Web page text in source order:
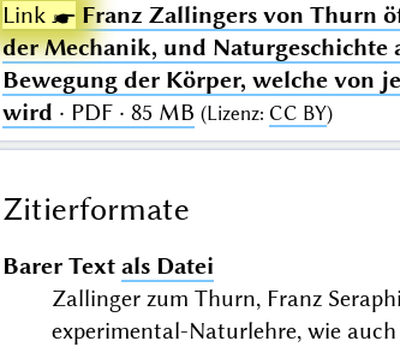
Link ☛ Franz Zallingers von Thurn
der Mechanik, und
Bewegung der Körper, welche von
wird · PDF · 85 MB (Lizenz: CC BY)
Zitierformate
Barer Text als Datei
Zallinger zum Thurn, Franz
experimental-Naturlehre, wie